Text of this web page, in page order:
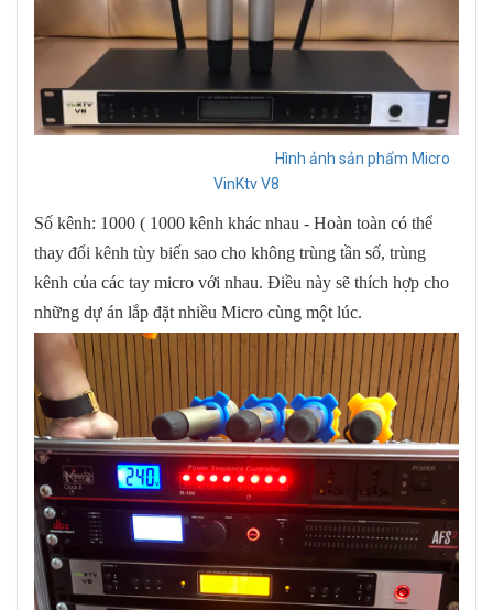
Hình ảnh sản phẩm Micro
VinKtv V8
Số kênh: 1000 ( 1000 kênh khác nhau - Hoàn toàn có thể
thay đổi kênh tùy biến sao cho không trùng tần số, trùng
kênh của các tay micro với nhau. Điều này sẽ thích hợp cho
những dự án lắp đặt nhiều Micro cùng một lúc.